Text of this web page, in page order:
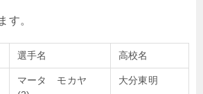
選手名 高校名
マータ モカヤ
大分東明